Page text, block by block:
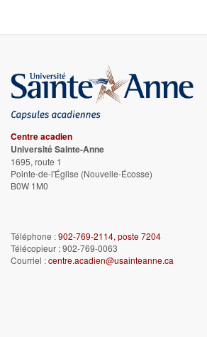
Centre acadien
Université Sainte-Anne
1695, route 1
Pointe-de-l'Église (Nouvelle-Écosse)
B0W 1M0
Téléphone :902-769-2114, poste 7204
Télécopieur : 902-769-0063
Courriel :centre.acadien@usainteanne.ca